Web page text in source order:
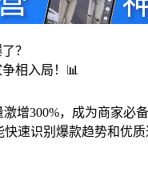
？
相入局！📊
增300%，成为商家
速识别爆款趋势和优